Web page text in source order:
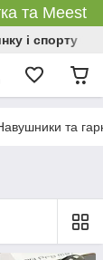
та Meest
і спорту
та